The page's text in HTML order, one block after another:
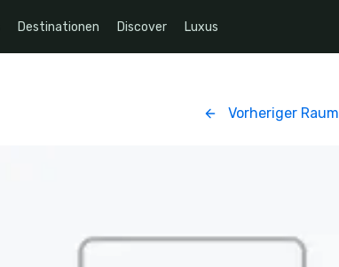
Destinationen Discover Luxus
Vorheriger Raum